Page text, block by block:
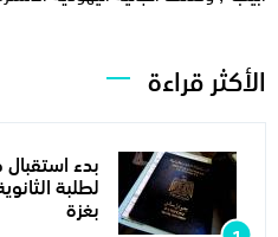
الأكثر قراءة
بدء
لطلبة
بغزة